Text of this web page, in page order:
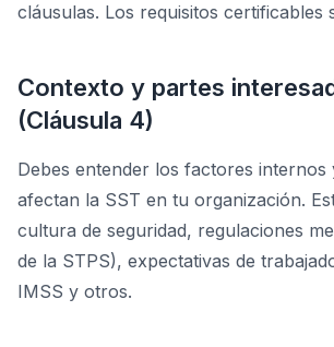
cláusulas. Los requisitos certificables
Contexto y partes
(Cláusula 4)
Debes entender los factores internos
afectan la SST en tu organización.
cultura de seguridad, regulaciones
de la STPS), expectativas de
IMSS y otros.